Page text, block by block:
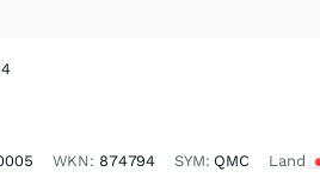
WKN: 874794 SYM: QMC Land